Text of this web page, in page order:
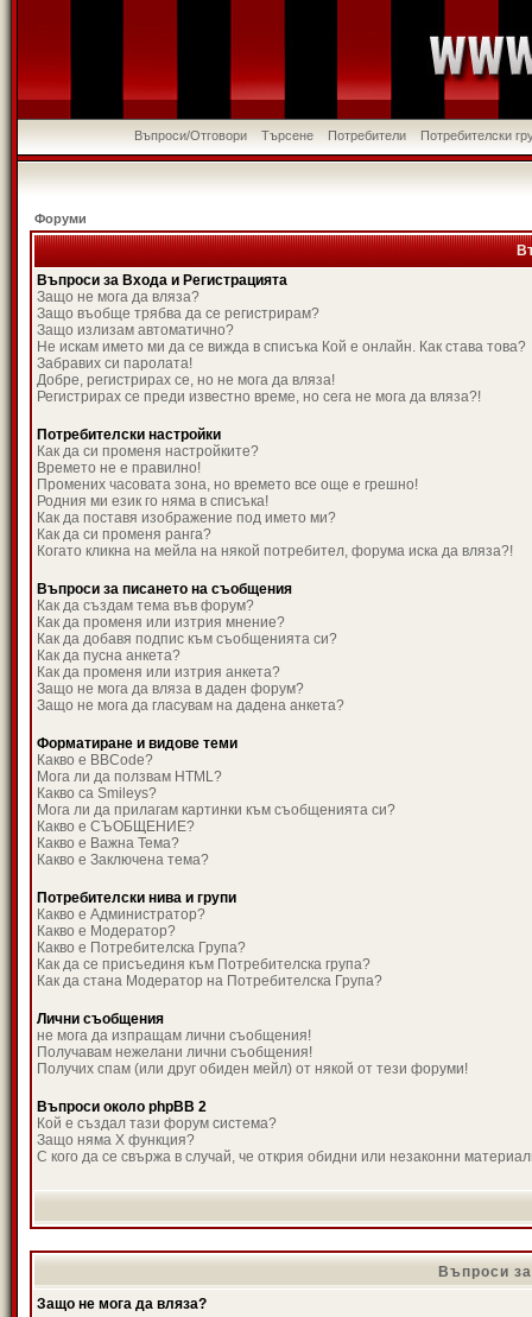
Въпроси/Отговори Търсене Потребители Потребителски
Форуми
Въпроси за Входа и Регистрацията
Защо не мога да вляза?
Защо въобще трябва да се регистрирам?
Защо излизам автоматично?
Не искам името ми да се вижда в списъка Кой е онлайн. Как става това?
Забравих си паролата!
Добре, регистрирах се, но не мога да вляза!
Регистрирах се преди известно време, но сега не мога да вляза?!
Потребителски настройки
Как да си променя настройките?
Времето не е правилно!
Промених часовата зона, но времето все още е грешно!
Родния ми език го няма в списъка!
Как да поставя изображение под името ми?
Как да си променя ранга?
Когато кликна на мейла на някой потребител, форума иска да вляза?!
Въпроси за писането на съобщения
Как да създам тема във форум?
Как да променя или изтрия мнение?
Как да добавя подпис към съобщенията си?
Как да пусна анкета?
Как да променя или изтрия анкета?
Защо не мога да вляза в даден форум?
Защо не мога да гласувам на дадена анкета?
Форматиране и видове теми
Какво е BBCode?
Мога ли да ползвам HTML?
Какво са Smileys?
Мога ли да прилагам картинки към съобщенията си?
Какво е СЪОБЩЕНИЕ?
Какво е Важна Тема?
Какво е Заключена тема?
Потребителски нива и групи
Какво е Администратор?
Какво е Модератор?
Какво е Потребителска Група?
Как да се присъединя към Потребителска група?
Как да стана Модератор на Потребителска Група?
Лични съобщения
не мога да изпращам лични съобщения!
Получавам нежелани лични съобщения!
Получих спам (или друг обиден мейл) от някой от тези форуми!
Въпроси около phpBB 2
Кой е създал тази форум система?
Защо няма X функция?
С кого да се свържа в случай, че открия обидни или незаконни
Въпроси
Защо не мога да вляза?